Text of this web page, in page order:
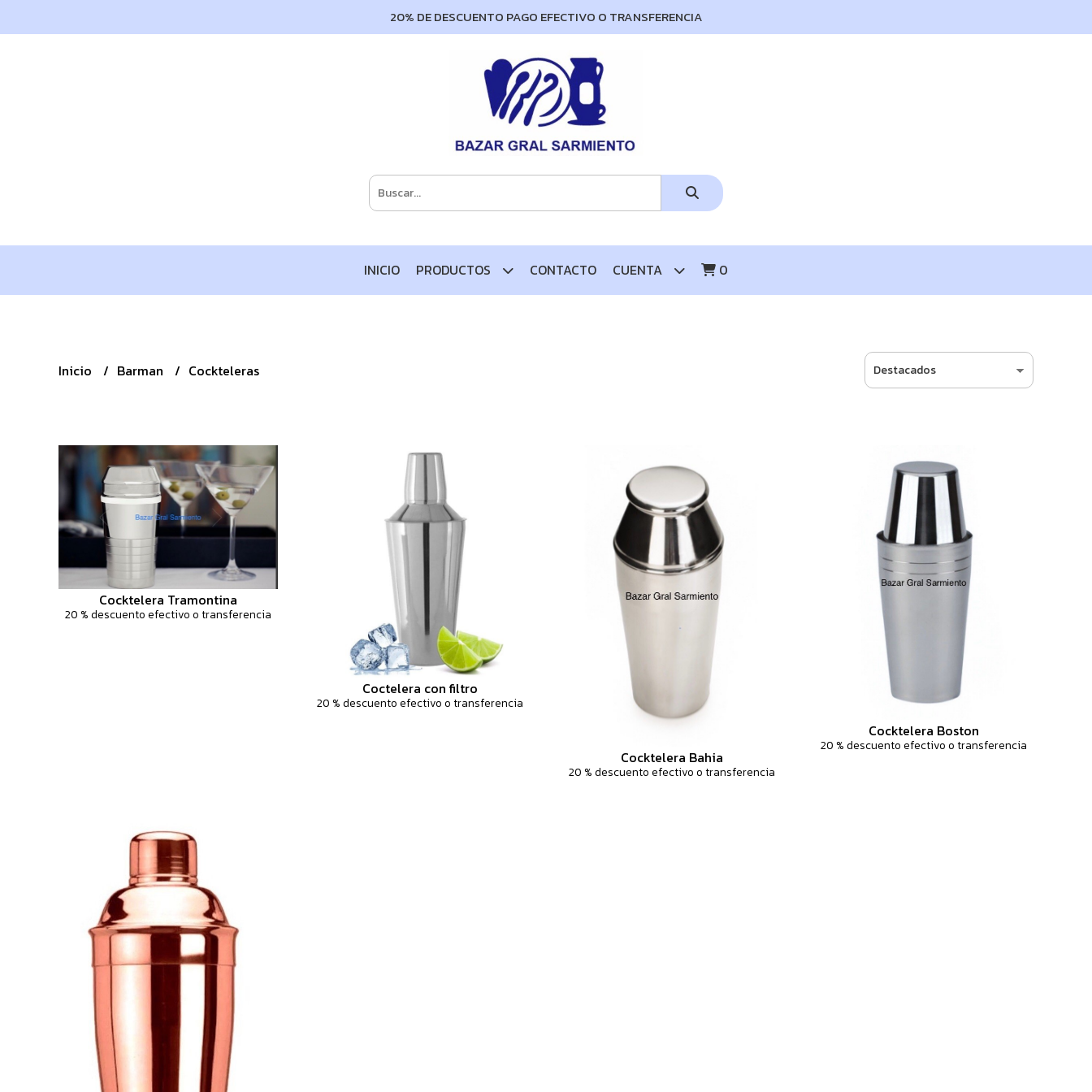
20% DE DESCUENTO PAGO EFECTIVO O TRANSFERENCIA
INICIO PRODUCTOS CONTACTO CUENTA 0
Inicio Barman Cockteleras
Cocktelera Tramontina
20 % descuento efectivo o transferencia
Coctelera con filtro
20 % descuento efectivo o transferencia
Cocktelera Bahia
20 % descuento efectivo o transferencia
Cocktelera Boston
20 % descuento efectivo o transferencia